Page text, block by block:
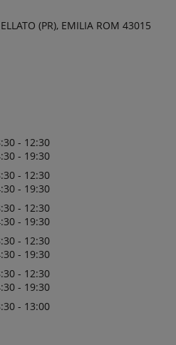
(PR), EMILIA ROM 43015
- 12:30
- 19:30
- 12:30
- 19:30
- 12:30
- 19:30
- 12:30
- 19:30
- 12:30
- 19:30
- 13:00